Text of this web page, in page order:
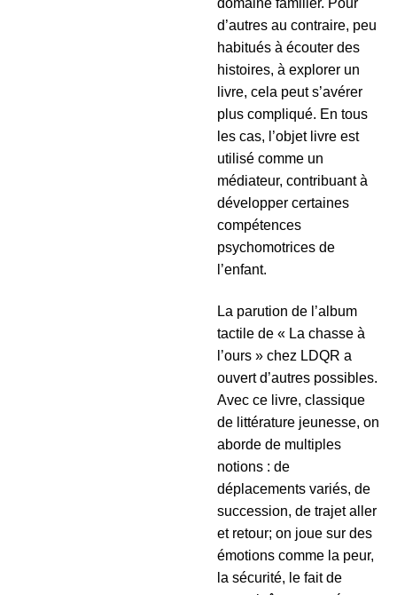
d’autres au contraire, peu
habitués à écouter des
histoires, à explorer un
livre, cela peut s’avérer
plus compliqué. En tous
les cas, l’objet livre est
utilisé comme un
médiateur, contribuant à
développer certaines
compétences
psychomotrices de
l’enfant.
La parution de l’album
tactile de « La chasse à
l’ours » chez LDQR a
ouvert d’autres possibles.
Avec ce livre, classique
de littérature jeunesse, on
aborde de multiples
notions : de
déplacements variés, de
succession, de trajet aller
et retour; on joue sur des
émotions comme la peur,
la sécurité, le fait de